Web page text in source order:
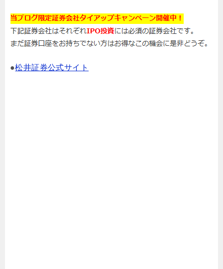
●松井証券公式サイト